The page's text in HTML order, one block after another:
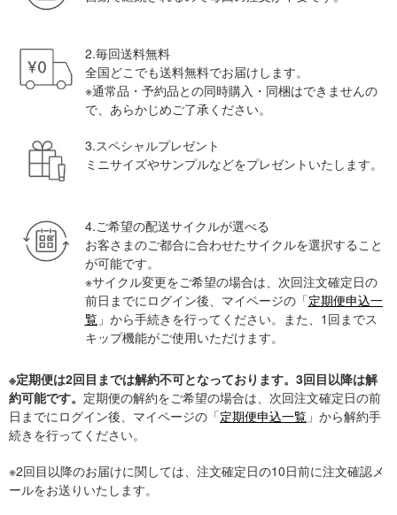
2.毎回送料無料
全国どこでも送料無料でお届けします。
※通常品・予約品との同時購入・同梱はできませんの
で、あらかじめご了承ください。
3.スペシャルプレゼント
ミニサイズやサンプルなどをプレゼントいたします。
4.ご希望の配送サイクルが選べる
お客さまのご都合に合わせたサイクルを選択すること
が可能です。
※サイクル変更をご希望の場合は、次回注文確定日の
前日までにログイン後、マイページの「定期便申込一
覧」から手続きを行ってください。また、1回までス
キップ機能がご使用いただけます。
※定期便は2回目までは解約不可となっております。3回目以降は解
約可能です。 定期便の解約をご希望の場合は、次回注文確定日の前
日までにログイン後、マイページの「定期便申込一覧 」から解約手
続きを行ってください。
※2回目以降のお届けに関しては、注文確定日の10日前に注文確認メ
ールをお送りいたします。